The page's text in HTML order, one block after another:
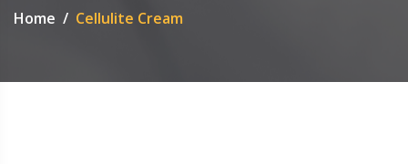
Home Cellulite Cream